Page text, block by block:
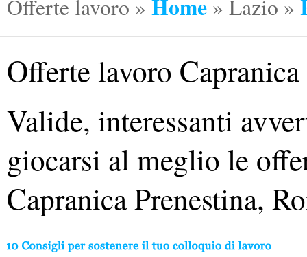
Offerte lavoro » Home » Lazio »
Offerte lavoro Capranica
Valide, interessanti
giocarsi al meglio le
Capranica Prenestina,